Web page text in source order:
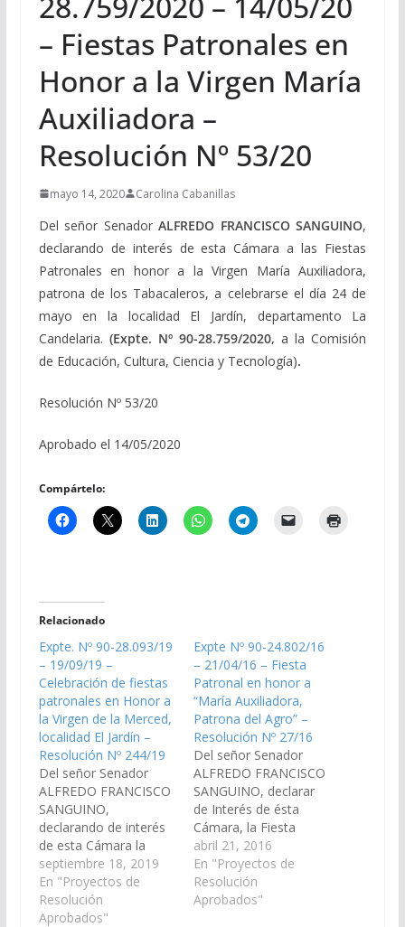
– Fiestas Patronales en
Honor a la Virgen María
Auxiliadora –
Resolución Nº 53/20
mayo 14, 2020 Carolina Cabanillas
Del señor SenadorALFREDO FRANCISCO SANGUINO,
declarando de interés de esta Cámara a las Fiestas
Patronales en honor a la Virgen María Auxiliadora,
patrona de los Tabacaleros, a celebrarse el día 24 de
mayo en la localidad El Jardín, departamento La
Candelaria. (Expte. Nº 90-28.759/2020,a la Comisión
de Educación, Cultura, Ciencia y Tecnología).
Resolución Nº 53/20
Aprobado el 14/05/2020
Compártelo:
Relacionado
Expte. Nº 90-28.093/19
– 19/09/19 –
Celebración de fiestas
patronales en Honor a
la Virgen de la Merced,
localidad El Jardín –
Resolución Nº 244/19
Del señor Senador
ALFREDO FRANCISCO
SANGUINO,
declarando de interés
de esta Cámara la
celebración de las
fiestas patronales en
Honor a la Virgen de
La Merced el día 24 de
septiembre 18, 2019
En "Proyectos de
Resolución
Aprobados"
Expte Nº 90-24.802/16
– 21/04/16 – Fiesta
Patronal en honor a
“María Auxiliadora,
Patrona del Agro” –
Resolución Nº 27/16
Del señor Senador
ALFREDO FRANCISCO
SANGUINO, declarar
de Interés de ésta
Cámara, la Fiesta
Patronal en honor a
"María Auxiliadora,
Patrona del Agro", que
se llevará a cabo el día
abril 21, 2016
En "Proyectos de
Resolución
Aprobados"